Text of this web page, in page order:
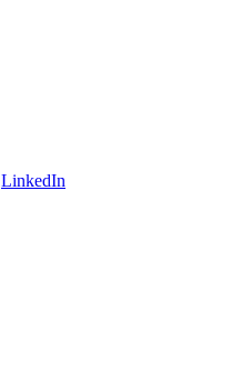
LinkedIn